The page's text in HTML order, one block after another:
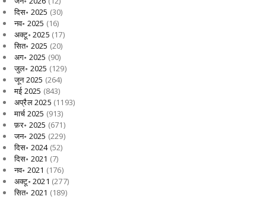
दिस॰ 2025 (30)
नव॰ 2025 (16)
अक्टू॰ 2025 (17)
सित॰ 2025 (20)
अग॰ 2025 (90)
जुल॰ 2025 (129)
जून 2025 (264)
मई 2025 (843)
अप्रैल 2025 (1193)
मार्च 2025 (913)
फ़र॰ 2025 (671)
जन॰ 2025 (229)
दिस॰ 2024(52)
दिस॰ 2021 (7)
नव॰ 2021 (176)
अक्टू॰ 2021 (277)
सित॰ 2021 (189)